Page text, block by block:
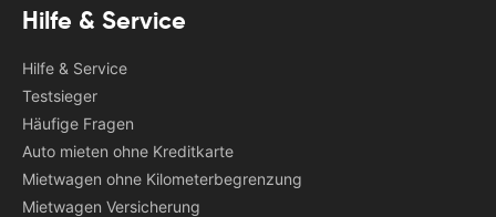
Hilfe & Service
Hilfe & Service
Testsieger
Häufige Fragen
Auto mieten ohne Kreditkarte
Mietwagen ohne Kilometerbegrenzung
Mietwagen Versicherung